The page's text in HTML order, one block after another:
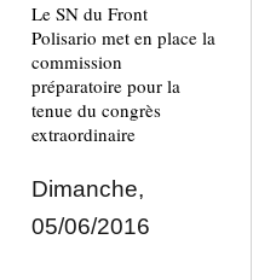
Le SN du Front
Polisario met en place la
commission
préparatoire pour la
tenue du congrès
extraordinaire
Dimanche,
05/06/2016